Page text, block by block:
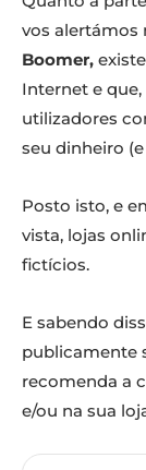
vos alertámos
Boomer,
Internet e
utilizadores
seu dinheiro
Posto isto, e
vista, lojas
fictícios.
E sabendo
publicamente
recomenda a
e/ou na sua